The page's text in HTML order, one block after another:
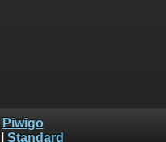
Piwigo
Standard